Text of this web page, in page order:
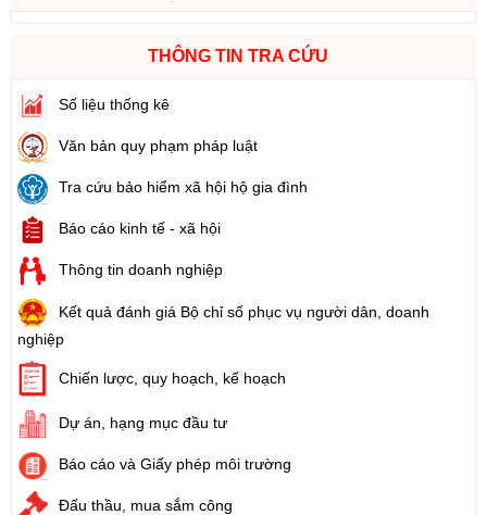
THÔNG TIN TRA CỨU
Số liệu thống kê
Văn bản quy phạm pháp luật
Tra cứu bảo hiểm xã hội hộ gia đình
Báo cáo kinh tế - xã hội
Thông tin doanh nghiệp
Kết quả đánh giá Bộ chỉ số phục vụ người dân, doanh
nghiệp
Chiến lược, quy hoạch, kế hoạch
Dự án, hạng mục đầu tư
Báo cáo và Giấy phép môi trường
Đấu thầu, mua sắm công